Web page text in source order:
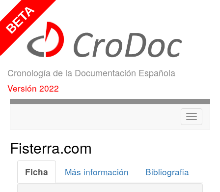
Cronología de la Documentación Española
Versión 2022
Menú
Fisterra.com
Ficha Más información Bibliografia